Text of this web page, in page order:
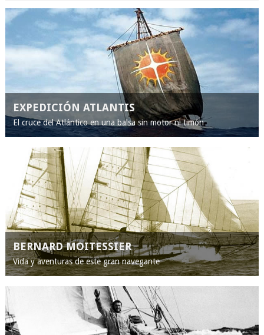
EXPEDICIÓN ATLANTIS
El cruce del Atlántico en una balsa sin motor ni timón
BERNARD MOITESSIER
Vida y aventuras de este gran navegante